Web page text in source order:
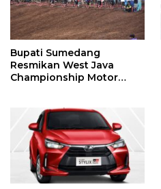
Bupati Sumedang
Resmikan West Java
Championship Motor